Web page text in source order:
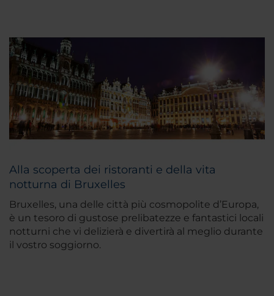
Alla scoperta dei ristoranti e della vita
notturna di Bruxelles
Bruxelles, una delle città più cosmopolite d’Europa,
è un tesoro di gustose prelibatezze e fantastici locali
notturni che vi delizierà e divertirà al meglio durante
il vostro soggiorno.